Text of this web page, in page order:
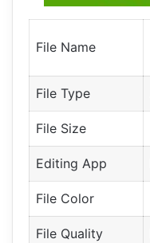
File Name
File Type
File Size
Editing App
File Color
File Quality